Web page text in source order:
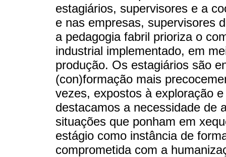
estagiários, supervisores e a
e nas empresas, supervisores
a pedagogia fabril prioriza o
industrial implementado, em
produção. Os estagiários são
(con)formação mais
vezes, expostos à exploração
destacamos a necessidade de
situações que ponham em
estágio como instância de
comprometida com a